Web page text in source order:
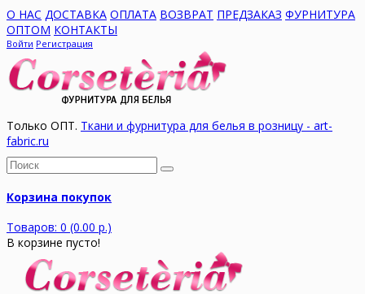
О НАС ДОСТАВКА ОПЛАТА ВОЗВРАТ ПРЕДЗАКАЗ ФУРНИТУРА
ОПТОМ КОНТАКТЫ
Войти Регистрация
Только ОПТ. Ткани и фурнитура для белья в розницу - art-
fabric.ru
Корзина покупок
Товаров: 0 (0.00 р.)
В корзине пусто!